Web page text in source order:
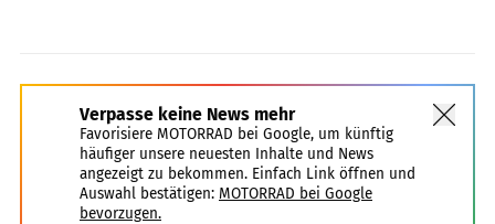
Verpasse keine News mehr
Favorisiere MOTORRAD bei Google, um künftig
häufiger unsere neuesten Inhalte und News
angezeigt zu bekommen. Einfach Link öffnen und
Auswahl bestätigen: MOTORRAD bei Google
bevorzugen.